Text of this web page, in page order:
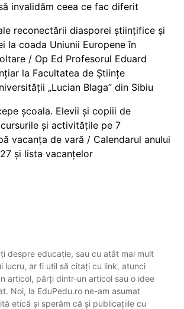
invalidăm ceea ce fac diferit
reconectării diasporei științifice și
la coada Uniunii Europene în
/ Op Ed Profesorul Eduard
la Facultatea de Științe
„Lucian Blaga” din Sibiu
școala. Elevii și copiii de
și activitățile pe 7
vacanța de vară / Calendarul anului
și lista vacanțelor
despre educație, sau cu atât mai mult
lucru, ar fi util să citați cu link, atunci
articol, părți dintr-un articol sau o idee
Noi, la EduPedu.ro ne-am asumat
etică și sperăm că și publicațiile cu